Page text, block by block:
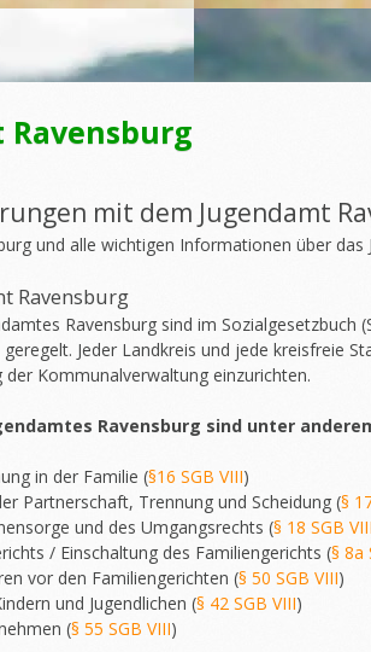
Ravensburg
mit dem Jugendamt
und alle wichtigen Informationen über das
Ravensburg
Ravensburg sind im Sozialgesetzbuch
Jeder Landkreis und jede kreisfreie
der Kommunalverwaltung einzurichten.
Ravensburg sind unter
in der Familie (§16 SGB VIII)
Partnerschaft, Trennung und Scheidung (§
und des Umgangsrechts (§ 18 SGB VIII
/ Einschaltung des Familiengerichts (§ 8a
vor den Familiengerichten (§ 50 SGB VIII)
und Jugendlichen (§ 42 SGB VIII)
(§ 55 SGB VIII)